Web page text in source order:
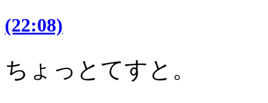
(22:08)
ちょっとてすと。